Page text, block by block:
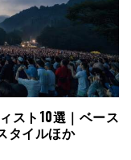
スト10選｜ベース
タイルほか